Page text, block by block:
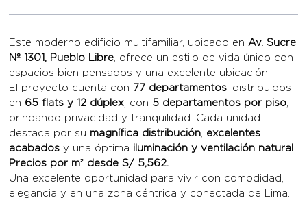
Este moderno edificio multifamiliar, ubicado enAv. Sucre
Nº 1301, Pueblo Libre, ofrece un estilo de vida único con
espacios bien pensados y una excelente ubicación.
El proyecto cuenta con 77 departamentos, distribuidos
en 65 flats y 12 dúplex, con 5 departamentos por piso,
brindando privacidad y tranquilidad. Cada unidad
destaca por su magnífica distribución, excelentes
acabados y una óptima iluminación y ventilación natural .
Precios por m² desde S/ 5,562.
Una excelente oportunidad para vivir con comodidad,
elegancia y en una zona céntrica y conectada de Lima.